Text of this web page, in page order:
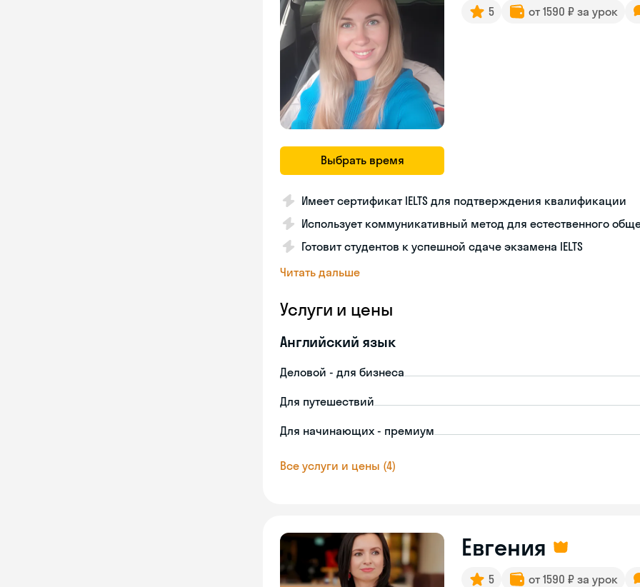
Выбрать время
5 от 1590 ₽ за урок
Имеет сертификат IELTS для подтверждения квалификации
Использует коммуникативный метод для естественного
Готовит студентов к успешной сдаче экзамена IELTS
Читать дальше
Услуги и цены
Английский язык
Деловой - для бизнеса
Для путешествий
Для начинающих - премиум
Все услуги и цены (4)
Евгения
5 от 1590 ₽ за урок